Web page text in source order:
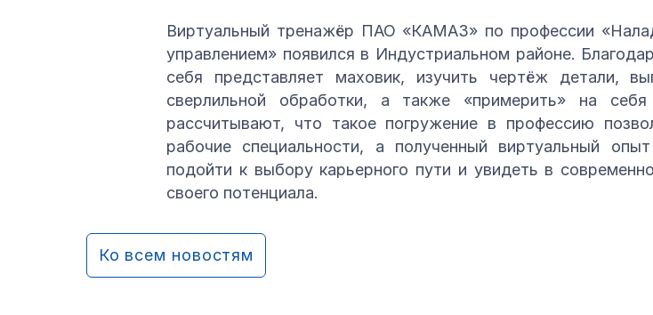
Виртуальный тренажёр ПАО «КАМАЗ» по профессии
управлением» появился в Индустриальном районе.
себя представляет маховик, изучить чертёж детали,
сверлильной обработки, а также «примерить» на
рассчитывают, что такое погружение в профессию
рабочие специальности, а полученный виртуальный
подойти к выбору карьерного пути и увидеть в
своего потенциала.
Ко всем новостям